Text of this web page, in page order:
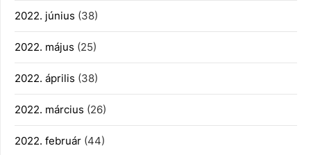
2022. június (38)
2022. május (25)
2022. április (38)
2022. március (26)
2022. február (44)